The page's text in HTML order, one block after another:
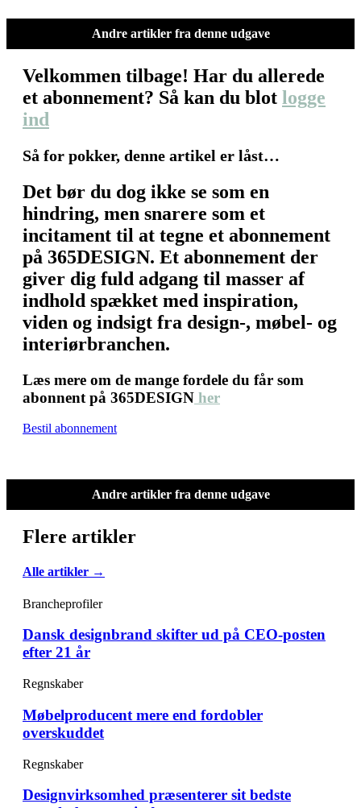
Andre artikler fra denne udgave
Velkommen tilbage! Har du allerede
et abonnement? Så kan du blot logge
ind
Så for pokker, denne artikel er låst…
Det bør du dog ikke se som en
hindring, men snarere som et
incitament til at tegne et abonnement
på 365DESIGN. Et abonnement der
giver dig fuld adgang til masser af
indhold spækket med inspiration,
viden og indsigt fra design-, møbel- og
interiørbranchen.
Læs mere om de mange fordele du får som
abonnent på 365DESIGN her
Bestil abonnement
Andre artikler fra denne udgave
Flere artikler
Alle artikler →
Brancheprofiler
Dansk designbrand skifter ud på CEO-posten
efter 21 år
Regnskaber
Møbelproducent mere end fordobler
overskuddet
Regnskaber
Designvirksomhed præsenterer sit bedste